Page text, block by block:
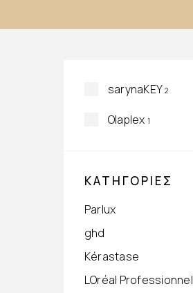
sarynaKEY 2
Olaplex 1
ΚΑΤΗΓΟΡΊΕΣ
Parlux
ghd
Kérastase
LOréal Professionnel